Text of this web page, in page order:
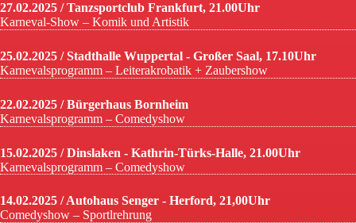
27.02.2025 / Tanzsportclub Frankfurt, 21.00Uhr
Karneval-Show – Komik und Artistik
25.02.2025 / Stadthalle Wuppertal - Großer Saal, 17.10Uhr
Karnevalsprogramm – Leiterakrobatik + Zaubershow
22.02.2025 / Bürgerhaus Bornheim
Karnevalsprogramm – Comedyshow
15.02.2025 / Dinslaken - Kathrin-Türks-Halle, 21.00Uhr
Karnevalsprogramm – Comedyshow
14.02.2025 / Autohaus Senger - Herford, 21,00Uhr
Comedyshow – Sportlrehrung